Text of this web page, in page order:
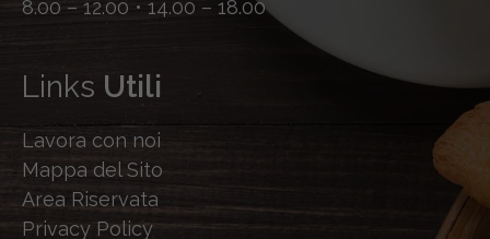
8.00 – 12.00 • 14.00 – 18.00
Links Utili
Lavora con noi
Mappa del Sito
Area Riservata
Privacy Policy